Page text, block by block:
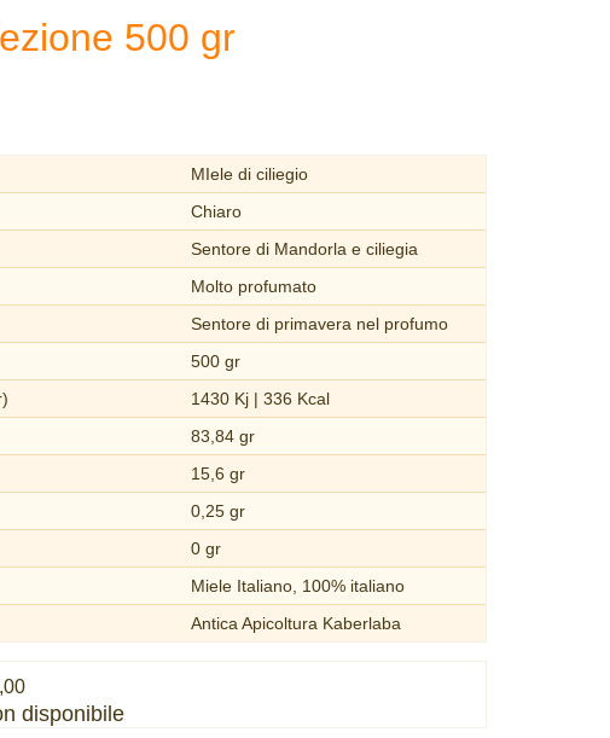
500 gr
MIele di ciliegio
Chiaro
Sentore di Mandorla e ciliegia
Molto profumato
Sentore di primavera nel profumo
500 gr
1430 Kj | 336 Kcal
83,84 gr
15,6 gr
0,25 gr
0 gr
Miele Italiano, 100% italiano
Antica Apicoltura Kaberlaba
disponibile